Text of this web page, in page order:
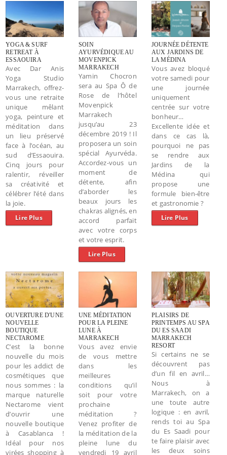
YOGA & SURF
RETREAT À
ESSAOUIRA
Avec Dar Anis
Yoga Studio
Marrakech, offrez-
vous une retraite
unique mêlant
yoga, peinture et
méditation dans
un lieu préservé
face à l’océan, au
sud d’Essaouira.
Cinq jours pour
ralentir, réveiller
sa créativité et
célébrer l’été dans
la joie.
Lire Plus
SOIN
AYURVÉDIQUE AU
MOVENPICK
MARRAKECH
Yamin Chocron
sera au Spa Ô de
Rose de l’hôtel
Movenpick
Marrakech
jusqu’au 23
décembre 2019 ! Il
proposera un soin
spécial Ayurvéda.
Accordez-vous un
moment de
détente, afin
d’aborder les
beaux jours les
chakras alignés, en
accord parfait
avec votre corps
et votre esprit.
Lire Plus
JOURNÉE DÉTENTE
AUX JARDINS DE
LA MÉDINA
Vous avez bloqué
votre samedi pour
une journée
uniquement
centrée sur votre
bonheur…
Excellente idée et
dans ce cas là,
pourquoi ne pas
se rendre aux
Jardins de la
Médina qui
propose une
formule bien-être
et gastronomie ?
Lire Plus
OUVERTURE D'UNE
NOUVELLE
BOUTIQUE
NECTAROME
C’est la bonne
nouvelle du mois
pour les addict de
cosmétiques que
nous sommes : la
marque naturelle
Nectarome vient
d’ouvrir une
nouvelle boutique
à Casablanca !
Idéal pour nos
virées shopping à
UNE MÉDITATION
POUR LA PLEINE
LUNE À
MARRAKECH
Vous avez envie
de vous mettre
dans les
meilleures
conditions qu’il
soit pour votre
prochaine
méditation ?
Venez profiter de
la méditation de la
pleine lune du
vendredi 19 avril
PLAISIRS DE
PRINTEMPS AU SPA
DU ES SAADI
MARRAKECH
RESORT
Si certains ne se
découvrent pas
d’un fil en avril…
Nous à
Marrakech, on a
une toute autre
logique : en avril,
rends toi au Spa
du Es Saadi pour
te faire plaisir avec
les deux soins